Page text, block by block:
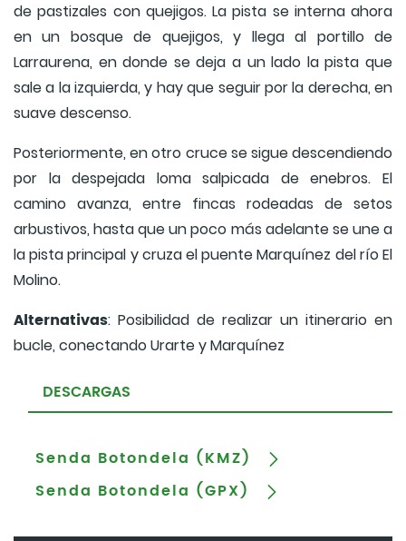
de pastizales con quejigos. La pista se interna ahora
en un bosque de quejigos, y llega al portillo de
Larraurena, en donde se deja a un lado la pista que
sale a la izquierda, y hay que seguir por la derecha, en
suave descenso.
Posteriormente, en otro cruce se sigue descendiendo
por la despejada loma salpicada de enebros. El
camino avanza, entre fincas rodeadas de setos
arbustivos, hasta que un poco más adelante se une a
la pista principal y cruza el puente Marquínez del río El
Molino.
Alternativas: Posibilidad de realizar un itinerario en
bucle, conectando Urarte y Marquínez
DESCARGAS
Senda Botondela (KMZ)
Senda Botondela (GPX)